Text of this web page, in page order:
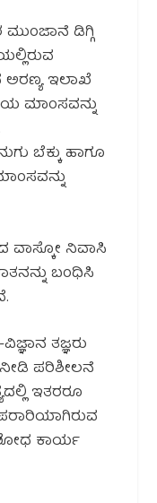
ಡಿಗ್ಗಿ
ಇಲಾಖೆ
ಮಾಂಸವನ್ನು
ಬೆಕ್ಕು ಹಾಗೂ
ವಾಸ್ಕೋ ನಿವಾಸಿ
ಬಂಧಿಸಿ
ತಜ್ಞರು
ನೀಡಿ ಪರಿಶೀಲನೆ
ಇತರರೂ
ಪರಾರಿಯಾಗಿರುವ
ಕಾರ್ಯ